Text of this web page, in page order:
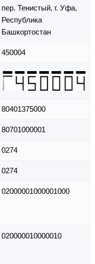
пер. Тенистый, г. Уфа,
Республика
Башкортостан
450004
80401375000
80701000001
0274
0274
02000001000001000
020000010000010